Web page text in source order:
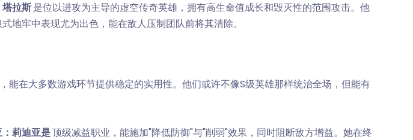
拉斯是位以进攻为主导的虚空传奇英雄，拥有高生命值成长和毁灭性的范围攻击。他
地牢中表现尤为出色，能在敌人压制团队前将其清除。
能在大多数游戏环节提供稳定的实用性。他们或许不像S级英雄那样统治全场，但能有
莉迪亚是顶级减益职业，能施加"降低防御"与"削弱"效果，同时阻断敌方增益。她在终